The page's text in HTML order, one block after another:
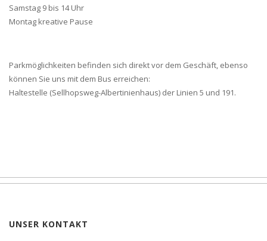
Samstag 9 bis 14 Uhr
Montag kreative Pause
Parkmöglichkeiten befinden sich direkt vor dem Geschäft, ebenso
können Sie uns mit dem Bus erreichen:
Haltestelle (Sellhopsweg-Albertinienhaus) der Linien 5 und 191.
UNSER KONTAKT